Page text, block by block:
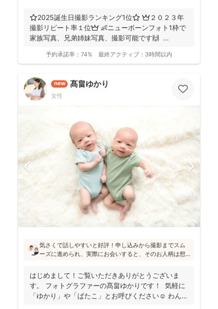
⭐️2025誕生日撮影ランキング1位⭐️ 👑２０２３年
撮影リピート率１位👑 👶ニューボーンフォト1枠で
家族写真、兄弟姉妹写真、撮影可能です🙌 ...
予約承諾率： 74% 最終アクティブ： 3時間以内
new 髙畠ゆかり
女性
気さくで話しやすいと好評！申し込みから撮影までスム
ーズに進められ、実際にお会いすると、そのお人柄は想
フォトの研修をしっかり受講され、ウェディング業界経
験もあり、赤ちゃんから大人まで安心してお写りいただ
けます♪
はじめまして！ご覧いただきありがとうございま
す。 フォトグラファーの髙畠ゆかりです！ 気軽に
「ゆかり」や「ばたこ」とお呼びください☺︎ わんぱ